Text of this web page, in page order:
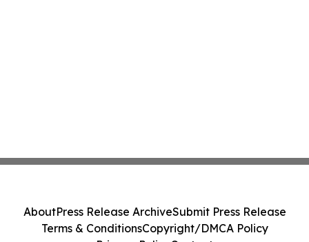
AboutPress Release ArchiveSubmit Press Release
Terms & ConditionsCopyright/DMCA Policy